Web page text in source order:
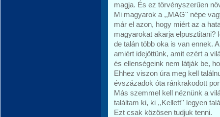
magja. És ez törvényszerűen
Mi magyarok a ,,MAG'' népe
már el azon, hogy miért az a
magyarokat akarja elpusztitani?
de talán több oka is van ennek.
amiért idejöttünk, amit ezért a
és ellenségeink nem látják be,
Ehhez viszon úra meg kell
évszázadok óta ránkrakodott
Más szemmel kell néznünk a
találtam ki, ki ,,Kellett'' legyen
Ezt csak közösen tudjuk tenni.